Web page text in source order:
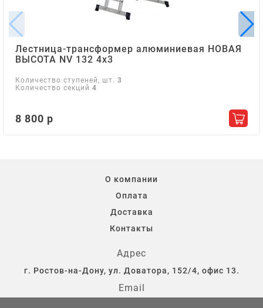
Лестница-трансформер алюминиевая НОВАЯ
ВЫСОТА NV 132 4х3
Количество ступеней, шт. 3
Количество секций 4
8 800 р
О компании
Оплата
Доставка
Контакты
Адрес
г. Ростов-на-Дону, ул. Доватора, 152/4, офис 13.
Email